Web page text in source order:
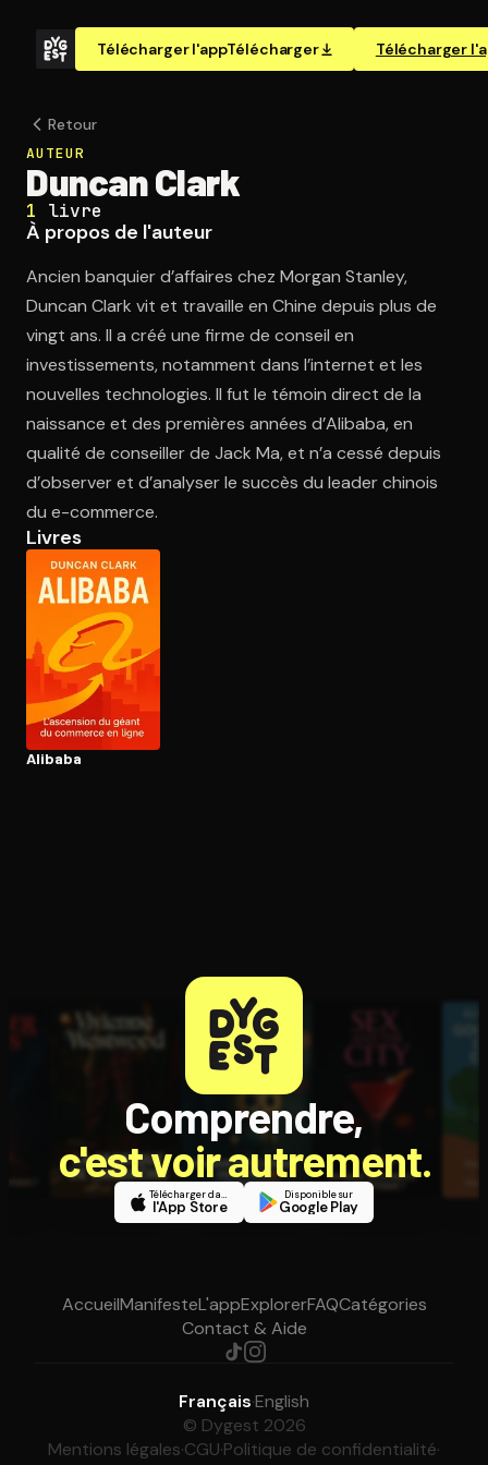
Télécharger l'appTélécharger Télécharger
Ouvre l'app Appareil photo, pointe sur le code. C'est gratuit à
Retour
AUTEUR
Duncan Clark
1 livre
À propos de l'auteur
Ancien banquier d’affaires chez Morgan Stanley,
Duncan Clark vit et travaille en Chine depuis plus de
vingt ans. Il a créé une firme de conseil en
investissements, notamment dans l’internet et les
nouvelles technologies. Il fut le témoin direct de la
naissance et des premières années d’Alibaba, en
qualité de conseiller de Jack Ma, et n’a cessé depuis
d’observer et d’analyser le succès du leader chinois
du e-commerce.
Livres
Alibaba
Comprendre,
c'est voir autrement.
Télécharger dans
l'App Store
Disponible sur
Google Play
AccueilManifesteL'appExplorerFAQCatégories
Contact & Aide
Français·English
© Dygest 2026
Mentions légales·CGU·Politique de confidentialité·